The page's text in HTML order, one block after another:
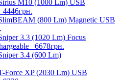
M10 (1000 Lm) USB
4446грн.
(800 Lm) Magnetic USB
3.3 (1020 Lm) Focus
6678грн.
3.4 (600 Lm)
Force XP (2030 Lm) USB